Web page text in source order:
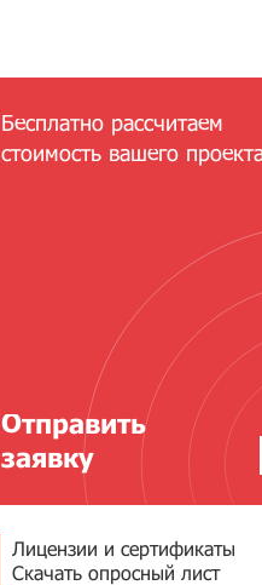
Бесплатно рассчитаем
стоимость вашего
Отправить
заявку
Лицензии и сертификаты
Скачать опросный лист